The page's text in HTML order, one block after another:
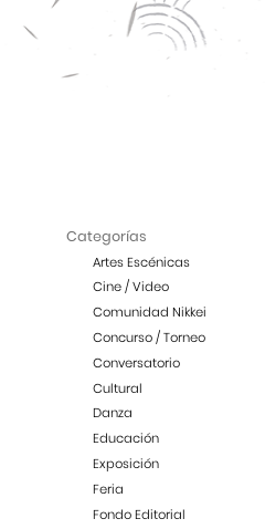
Categorías
Artes Escénicas
Cine / Video
Comunidad Nikkei
Concurso / Torneo
Conversatorio
Cultural
Danza
Educación
Exposición
Feria
Fondo Editorial